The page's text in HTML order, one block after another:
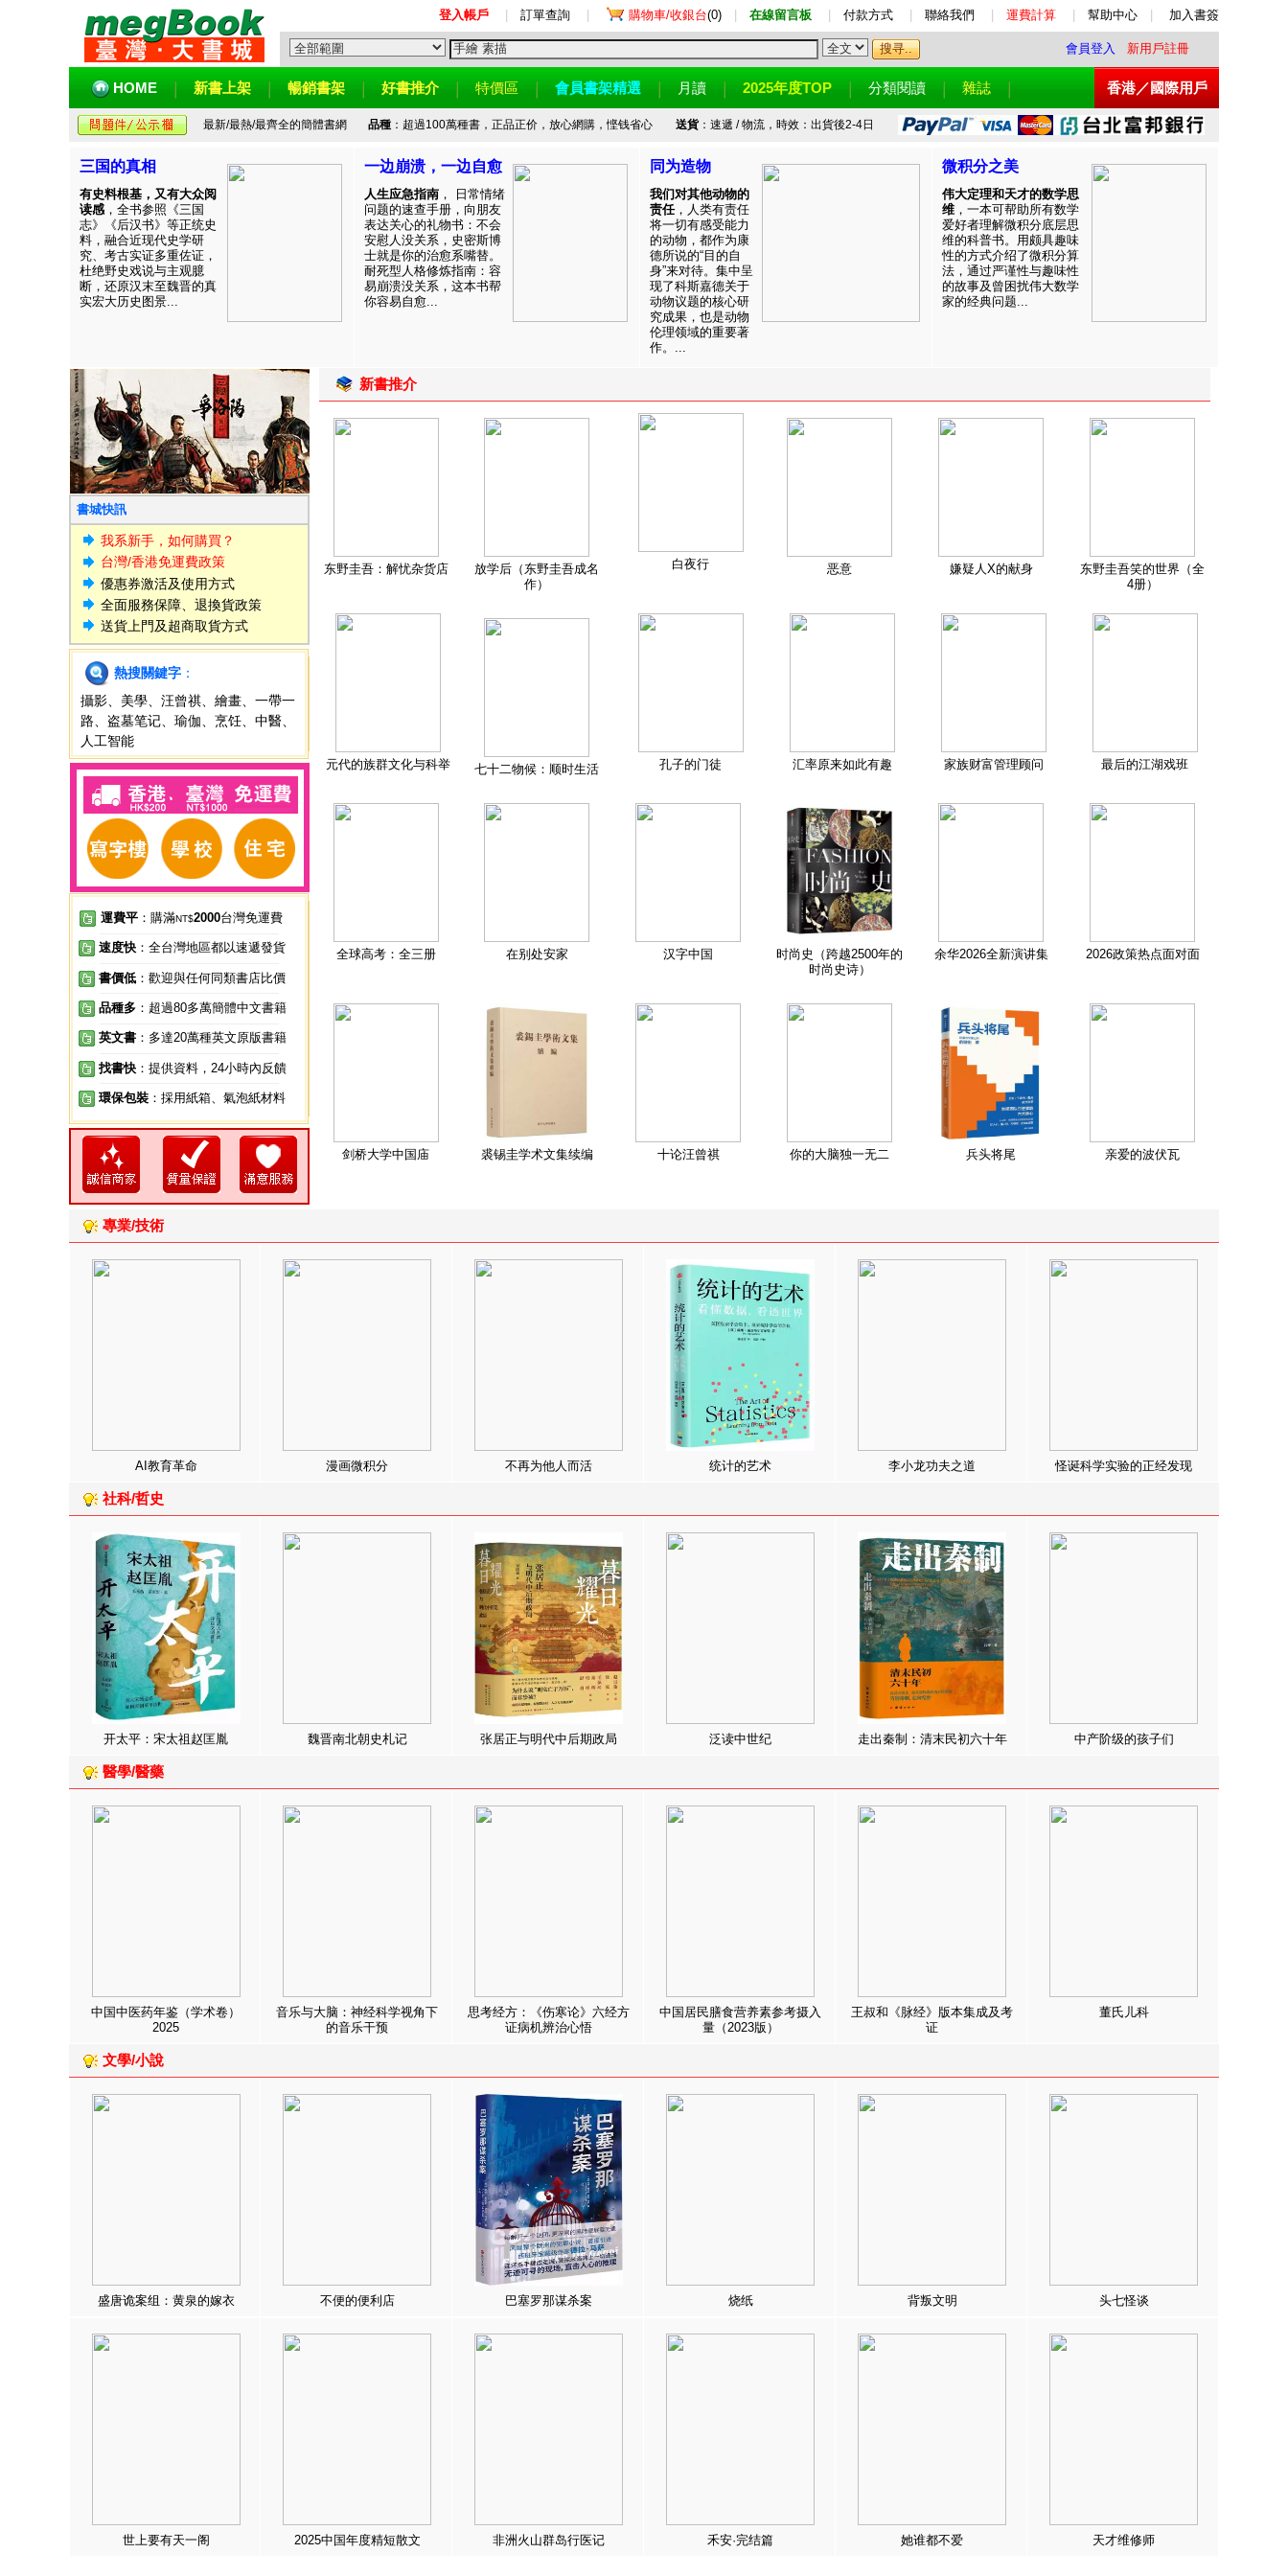
登入帳戶 訂單查詢 購物車/收銀台(0) 在線留言板 付款方式 聯絡我們 運費計算 幫助中心 加入書簽
會員登入 新用戶註冊
HOME 新書上架 暢銷書架 好書推介 特價區 會員書架精選 月讀 2025年度TOP 分類閱讀 雜誌 香港／國際用戶
最新/最熱/最齊全的簡體書網 品種：超過100萬種書，正品正价，放心網購，悭钱省心 送貨：速遞 / 物流，時效：出貨後2-4日
三国的真相
有史料根基，又有大众阅
读感 ，全书参照《三国
志》《后汉书》等正统史
料，融合近现代史学研
究、考古实证多重佐证，
杜绝野史戏说与主观臆
断，还原汉末至魏晋的真
实宏大历史图景...
一边崩溃，一边自愈
人生应急指南 ， 日常情绪
问题的速查手册，向朋友
表达关心的礼物书：不会
安慰人没关系，史密斯博
士就是你的治愈系嘴替。
耐死型人格修炼指南：容
易崩溃没关系，这本书帮
你容易自愈...
同为造物
我们对其他动物的
责任，人类有责任
将一切有感受能力
的动物，都作为康
德所说的“目的自
身”来对待。集中呈
现了科斯嘉德关于
动物议题的核心研
究成果，也是动物
伦理领域的重要著
作。...
微积分之美
伟大定理和天才的数学思
维 ，一本可帮助所有数学
爱好者理解微积分底层思
维的科普书。用颇具趣味
性的方式介绍了微积分算
法，通过严谨性与趣味性
的故事及曾困扰伟大数学
家的经典问题...
書城快訊
我系新手，如何購買？
台灣/香港免運費政策
優惠券激活及使用方式
全面服務保障、退換貨政策
送貨上門及超商取貨方式
熱搜關鍵字 ：
攝影
美學 汪曾祺 繪畫
一帶一
路
盗墓笔记 瑜伽 烹饪 中醫
人工智能
運費平 ：購滿NT$2000台灣免運費
速度快 ：全台灣地區都以速遞發貨
書價低 ：歡迎與任何同類書店比價
品種多 ：超過80多萬簡體中文書籍
英文書 ：多達20萬種英文原版書籍
找書快 ：提供資料，24小時內反饋
環保包裝 ：採用紙箱、氣泡紙材料
新書推介
东野圭吾：解忧杂货店
放学后（东野圭吾成名
作）
白夜行 恶意 嫌疑人X的献身
东野圭吾笑的世界（全
4册）
元代的族群文化与科举 七十二物候：顺时生活 孔子的门徒 汇率原来如此有趣 家族财富管理顾问 最后的江湖戏班
全球高考：全三册 在别处安家 汉字中国
时尚史（跨越2500年的
时尚史诗）
余华2026全新演讲集 2026政策热点面对面
剑桥大学中国庙 裘锡圭学术文集续编 十论汪曾祺 你的大脑独一无二 兵头将尾 亲爱的波伏瓦
專業/技術
AI教育革命 漫画微积分 不再为他人而活 统计的艺术 李小龙功夫之道 怪诞科学实验的正经发现
社科/哲史
开太平：宋太祖赵匡胤 魏晋南北朝史札记 张居正与明代中后期政局 泛读中世纪 走出秦制：清末民初六十年 中产阶级的孩子们
醫學/醫藥
中国中医药年鉴（学术卷）
2025
音乐与大脑：神经科学视角下
的音乐干预
思考经方：《伤寒论》六经方
证病机辨治心悟
中国居民膳食营养素参考摄入
量（2023版）
王叔和《脉经》版本集成及考
证
董氏儿科
文學/小說
盛唐诡案组：黄泉的嫁衣 不便的便利店 巴塞罗那谋杀案 烧纸 背叛文明 头七怪谈
世上要有天一阁 2025中国年度精短散文 非洲火山群岛行医记 禾安·完结篇 她谁都不爱 天才维修师